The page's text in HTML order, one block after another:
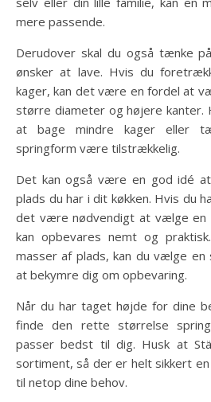
mere passende.
Derudover skal du også tænke
ønsker at lave. Hvis du
kager, kan det være en fordel at
større diameter og højere kanter.
at bage mindre kager eller
springform være tilstrækkelig.
Det kan også være en god idé
plads du har i dit køkken. Hvis du
det være nødvendigt at vælge en
kan opbevares nemt og
masser af plads, kan du vælge
at bekymre dig om opbevaring.
Når du har taget højde for dine
finde den rette størrelse
passer bedst til dig. Husk at
sortiment, så der er helt sikkert
til netop dine behov.